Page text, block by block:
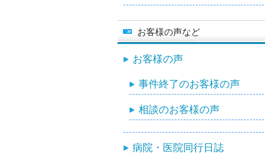
お客様の声など
お客様の声
事件終了のお客様の声
相談のお客様の声
病院・医院同行日誌